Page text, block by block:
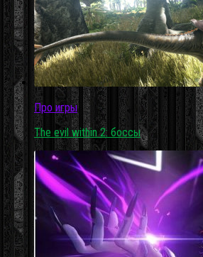
Про игры
The evil within 2: боссы